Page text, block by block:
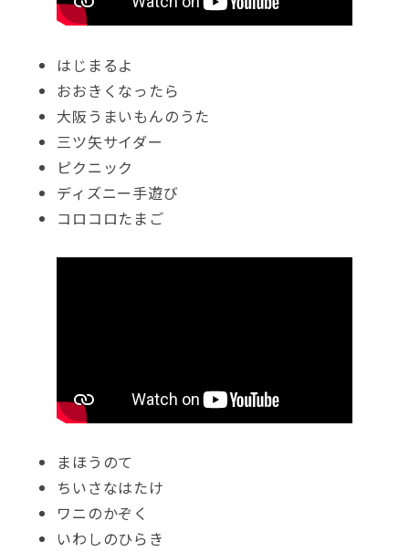
はじまるよ
おおきくなったら
大阪うまいもんのうた
三ツ矢サイダー
ピクニック
ディズニー手遊び
コロコロたまご
まほうのて
ちいさなはたけ
ワニのかぞく
いわしのひらき